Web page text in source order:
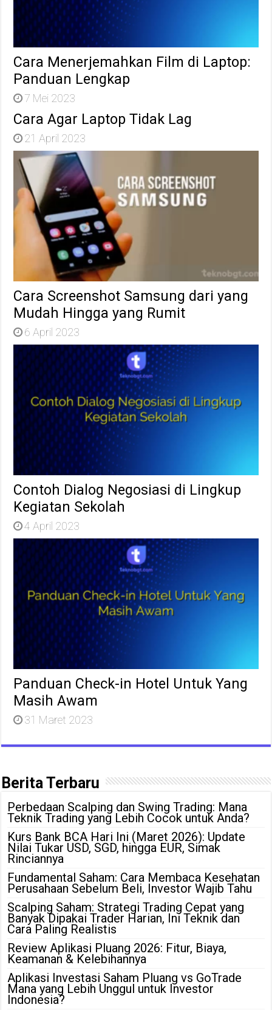
Cara Menerjemahkan Film di Laptop:
Panduan Lengkap
7 Mei 2023
Cara Agar Laptop Tidak Lag
21 April 2023
Cara Screenshot Samsung dari yang
Mudah Hingga yang Rumit
6 April 2023
Contoh Dialog Negosiasi di Lingkup
Kegiatan Sekolah
4 April 2023
Panduan Check-in Hotel Untuk Yang
Masih Awam
31 Maret 2023
Berita Terbaru
Perbedaan Scalping dan Swing Trading: Mana
Teknik Trading yang Lebih Cocok untuk Anda?
Kurs Bank BCA Hari Ini (Maret 2026): Update
Nilai Tukar USD, SGD, hingga EUR, Simak
Rinciannya
Fundamental Saham: Cara Membaca Kesehatan
Perusahaan Sebelum Beli, Investor Wajib Tahu
Scalping Saham: Strategi Trading Cepat yang
Banyak Dipakai Trader Harian, Ini Teknik dan
Cara Paling Realistis
Review Aplikasi Pluang 2026: Fitur, Biaya,
Keamanan & Kelebihannya
Aplikasi Investasi Saham Pluang vs GoTrade
Mana yang Lebih Unggul untuk Investor
Indonesia?